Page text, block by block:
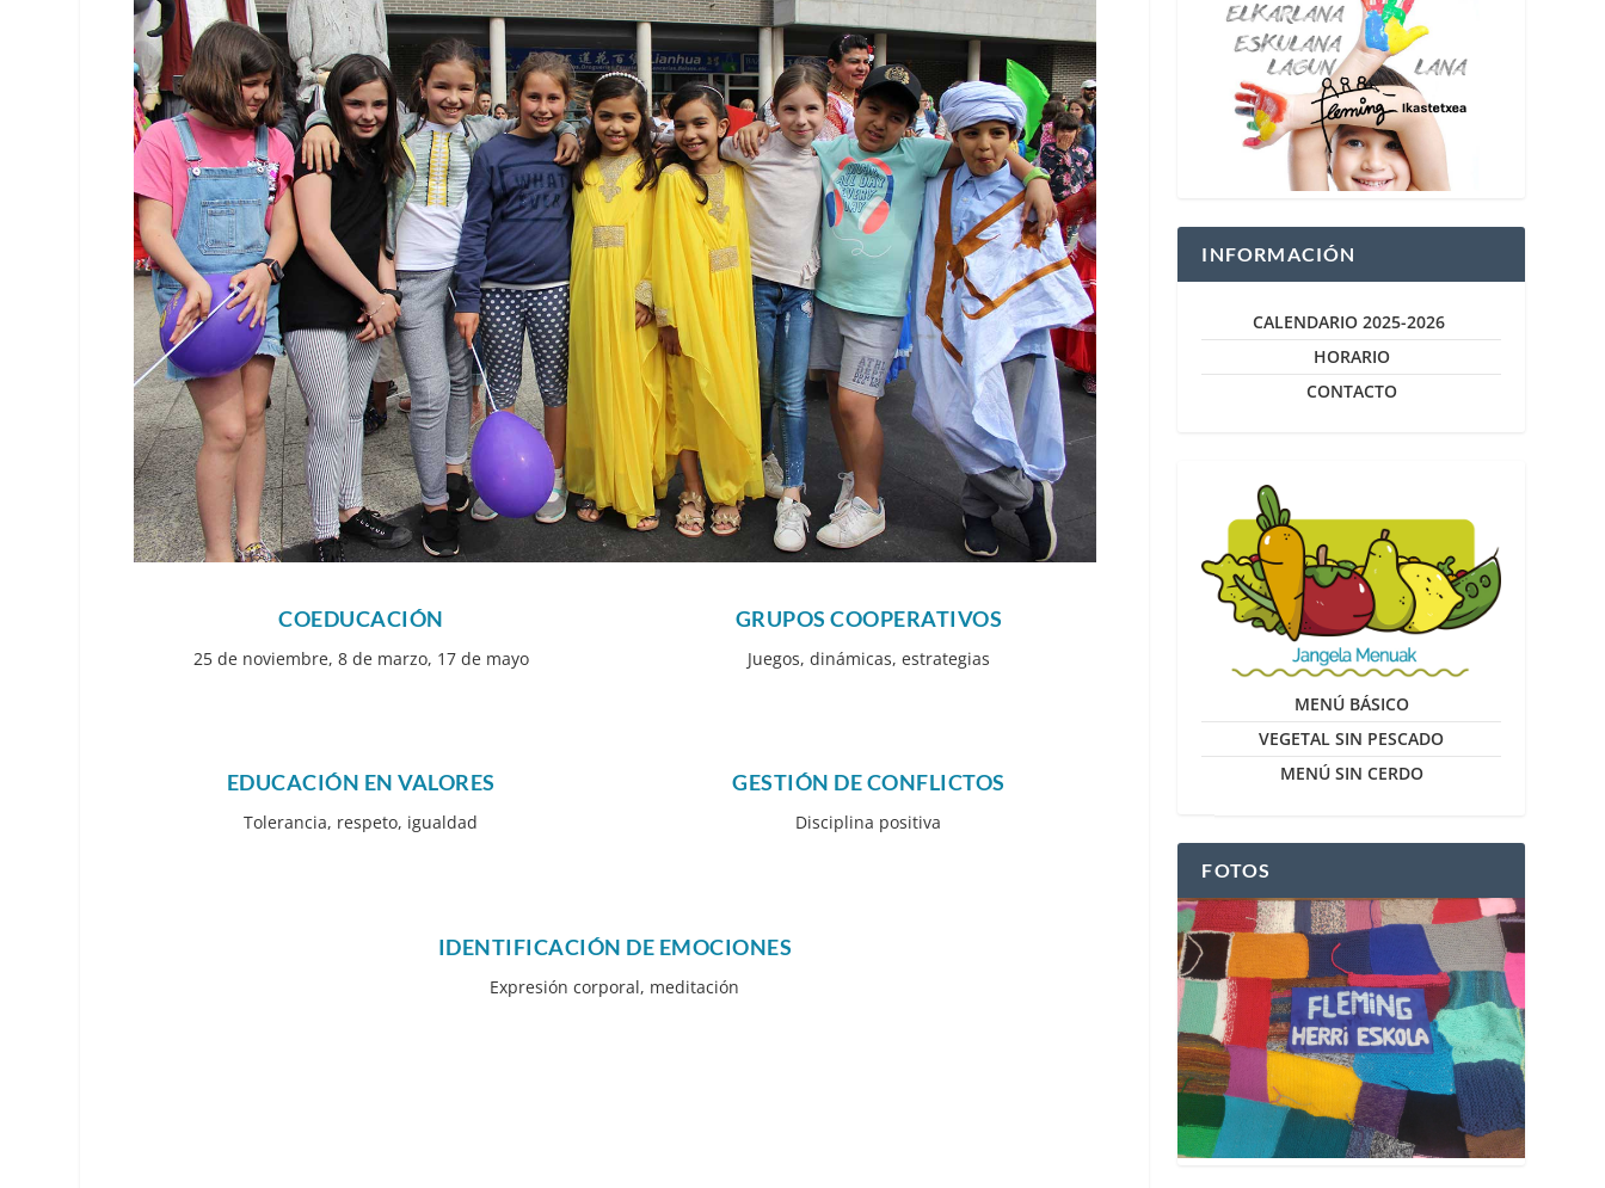
COEDUCACIÓN
25 de noviembre, 8 de marzo, 17 de mayo
GRUPOS COOPERATIVOS
Juegos, dinámicas, estrategias
EDUCACIÓN EN VALORES
Tolerancia, respeto, igualdad
GESTIÓN DE CONFLICTOS
Disciplina positiva
IDENTIFICACIÓN DE EMOCIONES
Expresión corporal, meditación
INFORMACIÓN
CALENDARIO 2025-2026
HORARIO
CONTACTO
MENÚ BÁSICO
VEGETAL SIN PESCADO
MENÚ SIN CERDO
FOTOS